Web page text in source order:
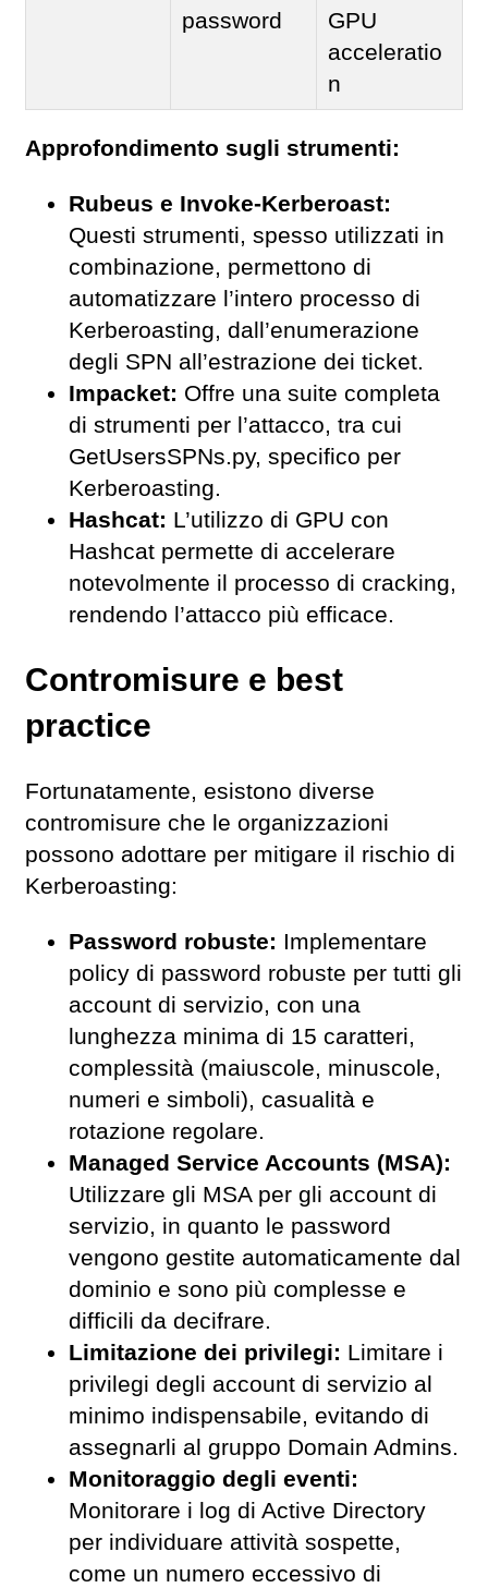
password
GPU
acceleratio
n
Approfondimento sugli strumenti:
Rubeus e Invoke-Kerberoast:
Questi strumenti, spesso utilizzati in
combinazione, permettono di
automatizzare l’intero processo di
Kerberoasting, dall’enumerazione
degli SPN all’estrazione dei ticket.
Impacket: Offre una suite completa
di strumenti per l’attacco, tra cui
GetUsersSPNs.py, specifico per
Kerberoasting.
Hashcat: L’utilizzo di GPU con
Hashcat permette di accelerare
notevolmente il processo di cracking,
rendendo l’attacco più efficace.
Contromisure e best
practice
Fortunatamente, esistono diverse
contromisure che le organizzazioni
possono adottare per mitigare il rischio di
Kerberoasting:
Password robuste: Implementare
policy di password robuste per tutti gli
account di servizio, con una
lunghezza minima di 15 caratteri,
complessità (maiuscole, minuscole,
numeri e simboli), casualità e
rotazione regolare.
Managed Service Accounts (MSA):
Utilizzare gli MSA per gli account di
servizio, in quanto le password
vengono gestite automaticamente dal
dominio e sono più complesse e
difficili da decifrare.
Limitazione dei privilegi: Limitare i
privilegi degli account di servizio al
minimo indispensabile, evitando di
assegnarli al gruppo Domain Admins.
Monitoraggio degli eventi:
Monitorare i log di Active Directory
per individuare attività sospette,
come un numero eccessivo di